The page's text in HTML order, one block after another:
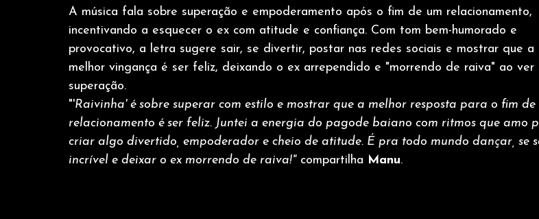
A música fala sobre superação e empoderamento após o fim de um relacionamento,
incentivando a esquecer o ex com atitude e confiança. Com tom bem-humorado e
provocativo, a letra sugere sair, se divertir, postar nas redes sociais e mostrar que a
melhor vingança é ser feliz, deixando o ex arrependido e "morrendo de raiva" ao ver
superação.
"'Raivinha' é sobre superar com estilo e mostrar que a melhor resposta para o fim de
relacionamento é ser feliz. Juntei a energia do pagode baiano com ritmos que amo
criar algo divertido, empoderador e cheio de atitude. É pra todo mundo dançar, se
incrível e deixar o ex morrendo de raiva!" compartilha Manu.